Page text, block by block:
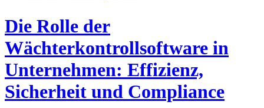
Die Rolle der
Wächterkontrollsoftware in
Unternehmen: Effizienz,
Sicherheit und Compliance